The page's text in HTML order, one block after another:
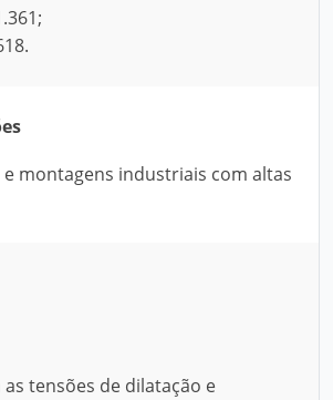
montagens industriais com altas
tensões de dilatação e